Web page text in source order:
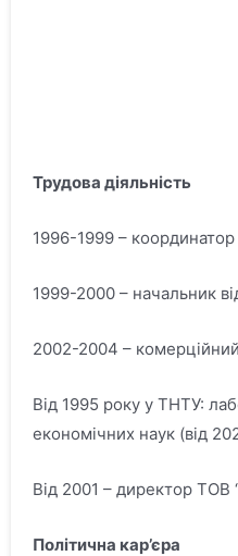
Трудова діяльність
1996-1999 –
1999-2000 – начальник
2002-2004 –
Від 1995 року у ТНТУ:
економічних наук (від
Від 2001 – директор ТОВ
Політична кар’єра